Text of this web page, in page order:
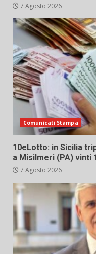
7 Agosto 2026
Comunicati Stampa
10eLotto: in Sicilia
a Misilmeri (PA) vinti
7 Agosto 2026